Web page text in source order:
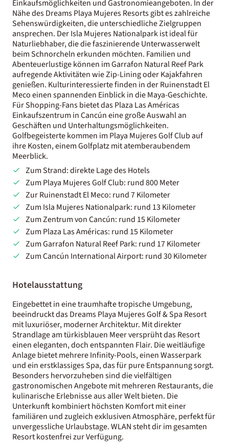
Einkaufsmöglichkeiten und Gastronomieangeboten. In der
Nähe des Dreams Playa Mujeres Resorts gibt es zahlreiche
Sehenswürdigkeiten, die unterschiedliche Zielgruppen
ansprechen. Der Isla Mujeres Nationalpark ist ideal für
Naturliebhaber, die die faszinierende Unterwasserwelt
beim Schnorcheln erkunden möchten. Familien und
Abenteuerlustige können im Garrafon Natural Reef Park
aufregende Aktivitäten wie Zip-Lining oder Kajakfahren
genießen. Kulturinteressierte finden in der Ruinenstadt El
Meco einen spannenden Einblick in die Maya-Geschichte.
Für Shopping-Fans bietet das Plaza Las Américas
Einkaufszentrum in Cancún eine große Auswahl an
Geschäften und Unterhaltungsmöglichkeiten.
Golfbegeisterte kommen im Playa Mujeres Golf Club auf
ihre Kosten, einem Golfplatz mit atemberaubendem
Meerblick.
Zum Strand: direkte Lage des Hotels
Zum Playa Mujeres Golf Club: rund 800 Meter
Zur Ruinenstadt El Meco: rund 7 Kilometer
Zum Isla Mujeres Nationalpark: rund 13 Kilometer
Zum Zentrum von Cancún: rund 15 Kilometer
Zum Plaza Las Américas: rund 15 Kilometer
Zum Garrafon Natural Reef Park: rund 17 Kilometer
Zum Cancún International Airport: rund 30 Kilometer
Hotelausstattung
Eingebettet in eine traumhafte tropische Umgebung,
beeindruckt das Dreams Playa Mujeres Golf & Spa Resort
mit luxuriöser, moderner Architektur. Mit direkter
Strandlage am türkisblauen Meer versprüht das Resort
einen eleganten, doch entspannten Flair. Die weitläufige
Anlage bietet mehrere Infinity-Pools, einen Wasserpark
und ein erstklassiges Spa, das für pure Entspannung sorgt.
Besonders hervorzuheben sind die vielfältigen
gastronomischen Angebote mit mehreren Restaurants, die
kulinarische Erlebnisse aus aller Welt bieten. Die
Unterkunft kombiniert höchsten Komfort mit einer
familiären und zugleich exklusiven Atmosphäre, perfekt für
unvergessliche Urlaubstage. WLAN steht dir im gesamten
Resort kostenfrei zur Verfügung.